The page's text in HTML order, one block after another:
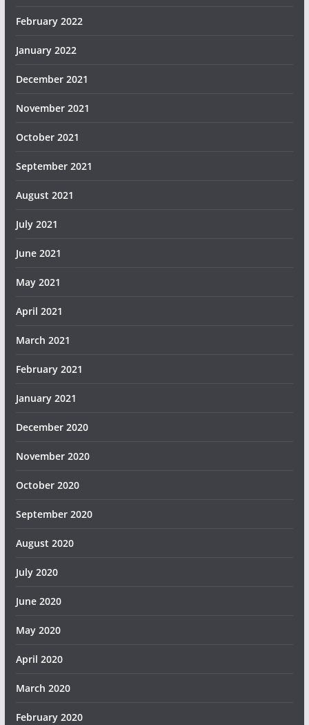
February 2022
January 2022
December 2021
November 2021
October 2021
September 2021
August 2021
July 2021
June 2021
May 2021
April 2021
March 2021
February 2021
January 2021
December 2020
November 2020
October 2020
September 2020
August 2020
July 2020
June 2020
May 2020
April 2020
March 2020
February 2020